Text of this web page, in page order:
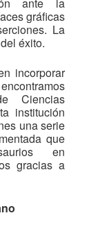
gráficas
La
éxito.
incorporar
Ciencias
institución
una serie
que
en
gracias a